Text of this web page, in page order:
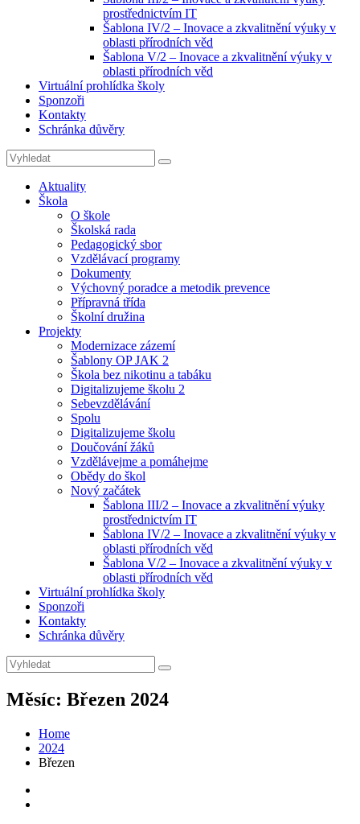
prostřednictvím IT
Šablona IV/2 – Inovace a zkvalitnění výuky v
oblasti přírodních věd
Šablona V/2 – Inovace a zkvalitnění výuky v
oblasti přírodních věd
Virtuální prohlídka školy
Sponzoři
Kontakty
Schránka důvěry
Search
for:
Search
Aktuality
Škola
O škole
Školská rada
Pedagogický sbor
Vzdělávací programy
Dokumenty
Výchovný poradce a metodik prevence
Přípravná třída
Školní družina
Projekty
Modernizace zázemí
Šablony OP JAK 2
Škola bez nikotinu a tabáku
Digitalizujeme školu 2
Sebevzdělávání
Spolu
Digitalizujeme školu
Doučování žáků
Vzdělávejme a pomáhejme
Obědy do škol
Nový začátek
Šablona III/2 – Inovace a zkvalitnění výuky
prostřednictvím IT
Šablona IV/2 – Inovace a zkvalitnění výuky v
oblasti přírodních věd
Šablona V/2 – Inovace a zkvalitnění výuky v
oblasti přírodních věd
Virtuální prohlídka školy
Sponzoři
Kontakty
Schránka důvěry
Search
for:
Search
Měsíc: Březen 2024
Home
2024
Březen